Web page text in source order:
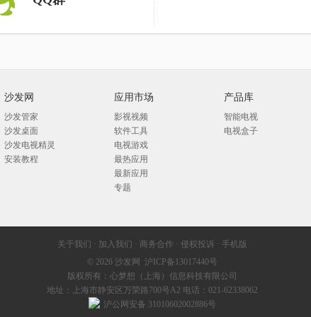
沙发网
沙发管家
沙发桌面
沙发电视精灵
安装教程
应用市场
影视视频
软件工具
电视游戏
最热应用
最新应用
专题
产品库
智能电视
电视盒子
关于我们 · 加入我们 · 商务合作 · 侵权投诉 · 手机版
© 2026 沙发网
沪ICP备13017440号
版权所有：心梦想（上海）信息科技有限公司
地址：上海市静安区万荣路700号A2 电话：021-62338062
沪公网安备 31010602002886号